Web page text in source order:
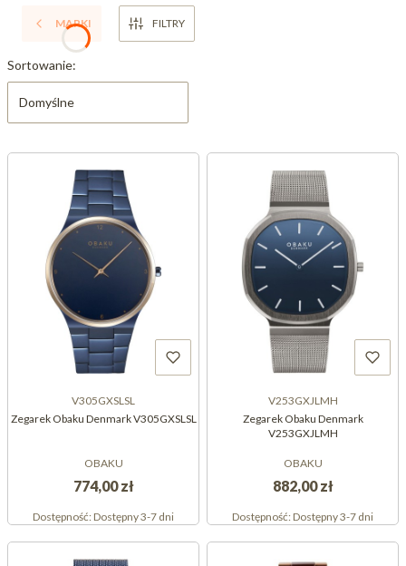
MARKI FILTRY
Lista produktów
Sortowanie:
Domyślne
V305GXSLSL
Zegarek Obaku Denmark V305GXSLSL
OBAKU
774,00 zł
Dostępność:Dostępny 3-7 dni
V253GXJLMH
Zegarek Obaku Denmark
V253GXJLMH
OBAKU
882,00 zł
Dostępność:Dostępny 3-7 dni